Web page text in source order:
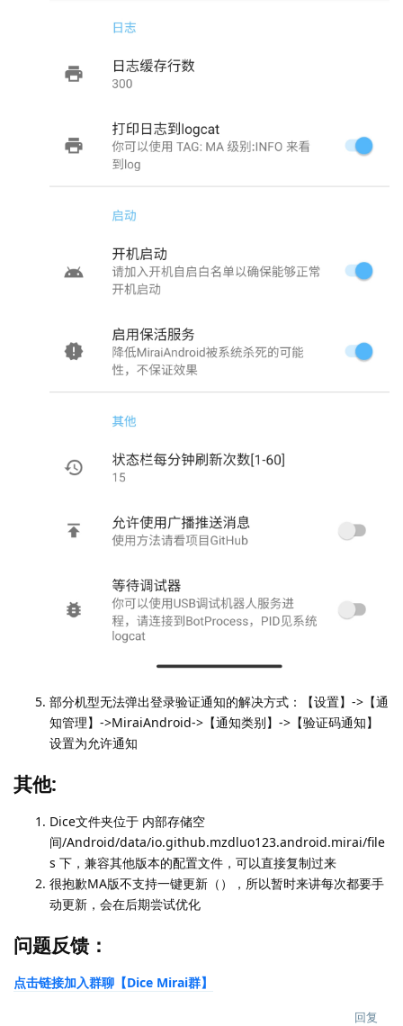
部分机型无法弹出登录验证通知的解决方式：【设置】->【通
知管理】->MiraiAndroid->【通知类别】->【验证码通知】
设置为允许通知
其他:
Dice文件夹位于 内部存储空
间/Android/data/io.github.mzdluo123.android.mirai/file
s 下，兼容其他版本的配置文件，可以直接复制过来
很抱歉MA版不支持一键更新（），所以暂时来讲每次都要手
动更新，会在后期尝试优化
问题反馈：
点击链接加入群聊【Dice Mirai群】
回复